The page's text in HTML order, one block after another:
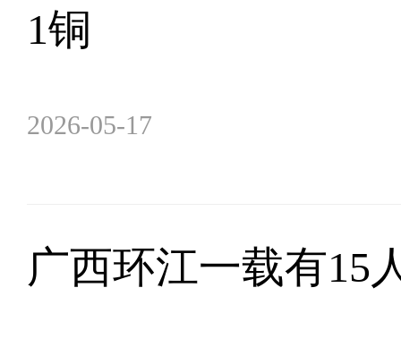
1铜
2026-05-17
广西环江一载有15